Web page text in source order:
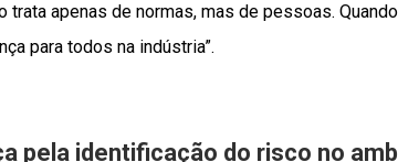
trata apenas de normas, mas de pessoas.
para todos na indústria”.
pela identificação do risco no